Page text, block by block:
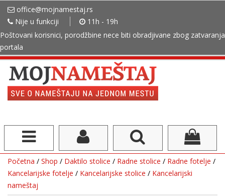
office@mojnamestaj.rs
Nije u funkciji
11h - 19h
Poštovani korisnici, porodžbine nece biti obradjivane zbog zatvaranja
portala
Početna / Shop / Daktilo stolice / Radne stolice / Radne fotelje /
Kancelarijske fotelje / Kancelarijske stolice / Kancelarijski
nameštaj